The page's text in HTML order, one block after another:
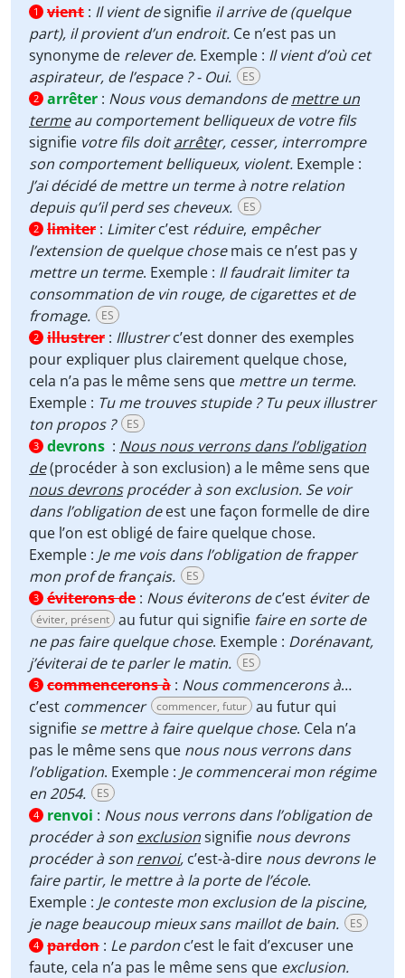
1 vient : Il vient designifie ilarrive de (quelque
part), il provient d’un endroit. Ce n’est pas un
synonyme de relever de. Exemple : Il vient d’où cet
aspirateur, de l’espace ? - Oui.
ES
2 arrêter : Nous vous demandons demettre un
termeau comportement belliqueux de votre fils
signifie votre fils doitarrêter, cesser, interrompre
son comportement belliqueux, violent. Exemple :
J’ai décidé de mettre un terme à notre relation
depuis qu’il perd ses cheveux.
ES
2 limiter : Limiterc’est réduire, empêcher
l’extension de quelque chosemais ce n’est pas y
mettre un terme. Exemple : Il faudrait limiter ta
consommation de vin rouge, de cigarettes et de
fromage.
ES
2 illustrer : Illustrerc’est donner des exemples
pour expliquer plus clairement quelque chose,
cela n’a pas le même sens que mettre un terme.
Exemple : Tu me trouves stupide ? Tu peux illustrer
ton propos ?
ES
3 devrons : Nous nous verrons dans l’obligation
de(procéder à son exclusion) a le même sens que
nous devronsprocéder à son exclusion. Se voir
dans l’obligation deest une façon formelle de dire
que l’on est obligé de faire quelque chose.
Exemple : Je me vois dans l’obligation de frapper
mon prof de français.
ES
3 éviterons de : Nous éviterons dec’est éviter de
éviter, présent au futur qui signifie faire en sorte de
ne pas faire quelque chose. Exemple : Dorénavant,
j’éviterai de te parler le matin.
ES
3 commencerons à : Nous commencerons à…
c’est commencer commencer, futur au futur qui
signifie se mettre à faire quelque chose. Cela n’a
pas le même sens que nous nous verrons dans
l’obligation. Exemple : Je commencerai mon régime
en 2054.
ES
4 renvoi : Nous nous verrons dans l’obligation de
procéder à son exclusionsignifie nous devrons
procéder à son renvoi, c’est-à-dire nous devrons le
faire partir, le mettre à la porte de l’école.
Exemple : Je conteste mon exclusion de la piscine,
je nage beaucoup mieux sans maillot de bain.
ES
4 pardon : Le pardon c’est le fait d’excuser une
faute, cela n’a pas le même sens que exclusion.